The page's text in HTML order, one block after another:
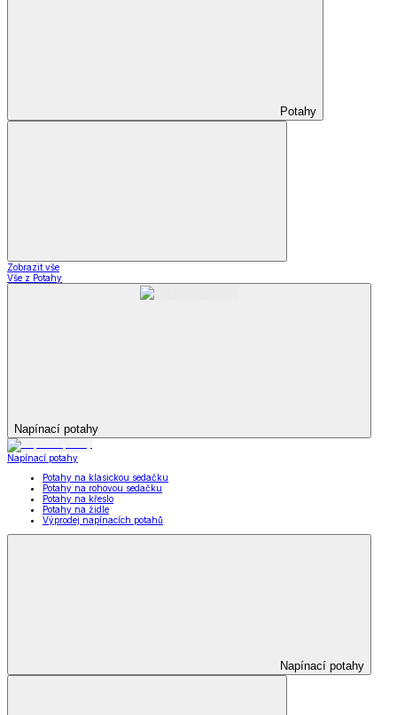
Potahy
Zobrazit vše
Vše z Potahy
Napínací potahy
Napínací potahy
Potahy na klasickou sedačku
Potahy na rohovou sedačku
Potahy na křeslo
Potahy na židle
Výprodej napínacích potahů
Napínací potahy